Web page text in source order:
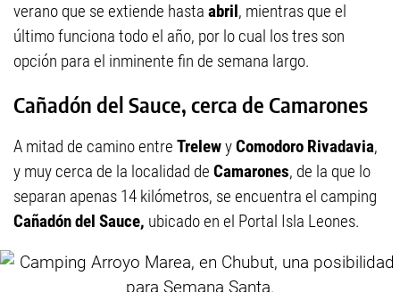
verano que se extiende hasta abril, mientras que el
último funciona todo el año, por lo cual los tres son
opción para el inminente fin de semana largo.
Cañadón del Sauce, cerca de Camarones
A mitad de camino entre TrelewyComodoro Rivadavia,
y muy cerca de la localidad de Camarones, de la que lo
separan apenas 14 kilómetros, se encuentra el camping
Cañadón del Sauce, ubicado en el Portal Isla Leones.